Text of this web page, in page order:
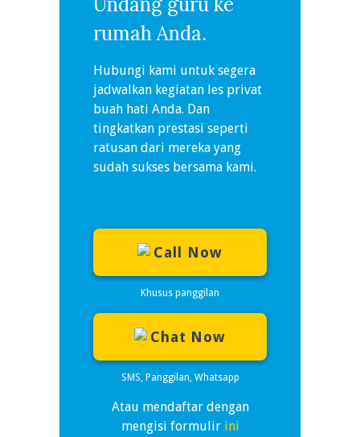
rumah Anda.
Hubungi kami untuk segera
jadwalkan kegiatan les privat
buah hati Anda. Dan
tingkatkan prestasi seperti
ratusan dari mereka yang
sudah sukses bersama kami.
Call Now
Khusus panggilan
Chat Now
SMS, Panggilan, Whatsapp
Atau mendaftar dengan
mengisi formulir ini